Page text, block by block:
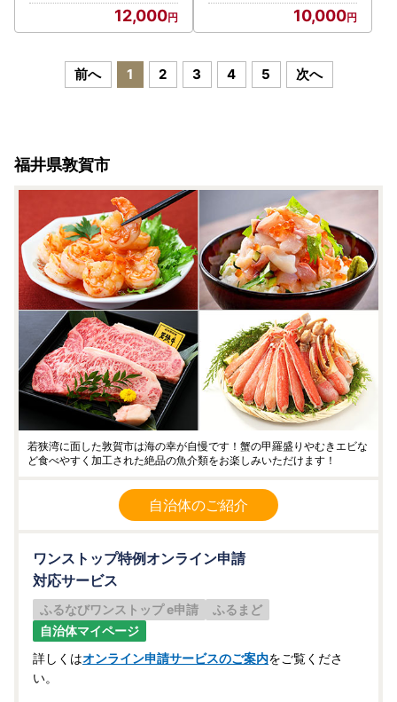
12,000 10,000
前へ 1 2 3 4 5 次へ
福井県敦賀市
若狭湾に面した敦賀市は海の幸が自慢です！蟹の甲羅盛りやむきエビな
ど食べやすく加工された絶品の魚介類をお楽しみいただけます！
自治体のご紹介
ワンストップ特例オンライン申請
対応サービス
ふるなびワンストップ e申請
ふるまど
自治体マイページ
詳しくはオンライン申請サービスのご案内をご覧くださ
い。